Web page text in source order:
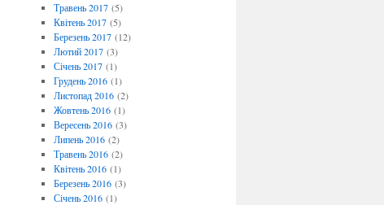
Травень 2017(5)
Квітень 2017(5)
Березень 2017(12)
Лютий 2017(3)
Січень 2017(1)
Грудень 2016(1)
Листопад 2016(2)
Жовтень 2016(1)
Вересень 2016(3)
Липень 2016(2)
Травень 2016(2)
Квітень 2016(1)
Березень 2016(3)
Січень 2016(1)